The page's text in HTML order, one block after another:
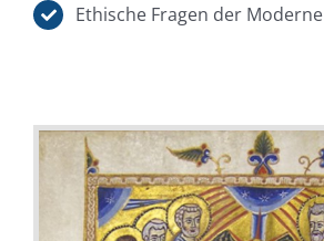
Ethische Fragen der Moderne